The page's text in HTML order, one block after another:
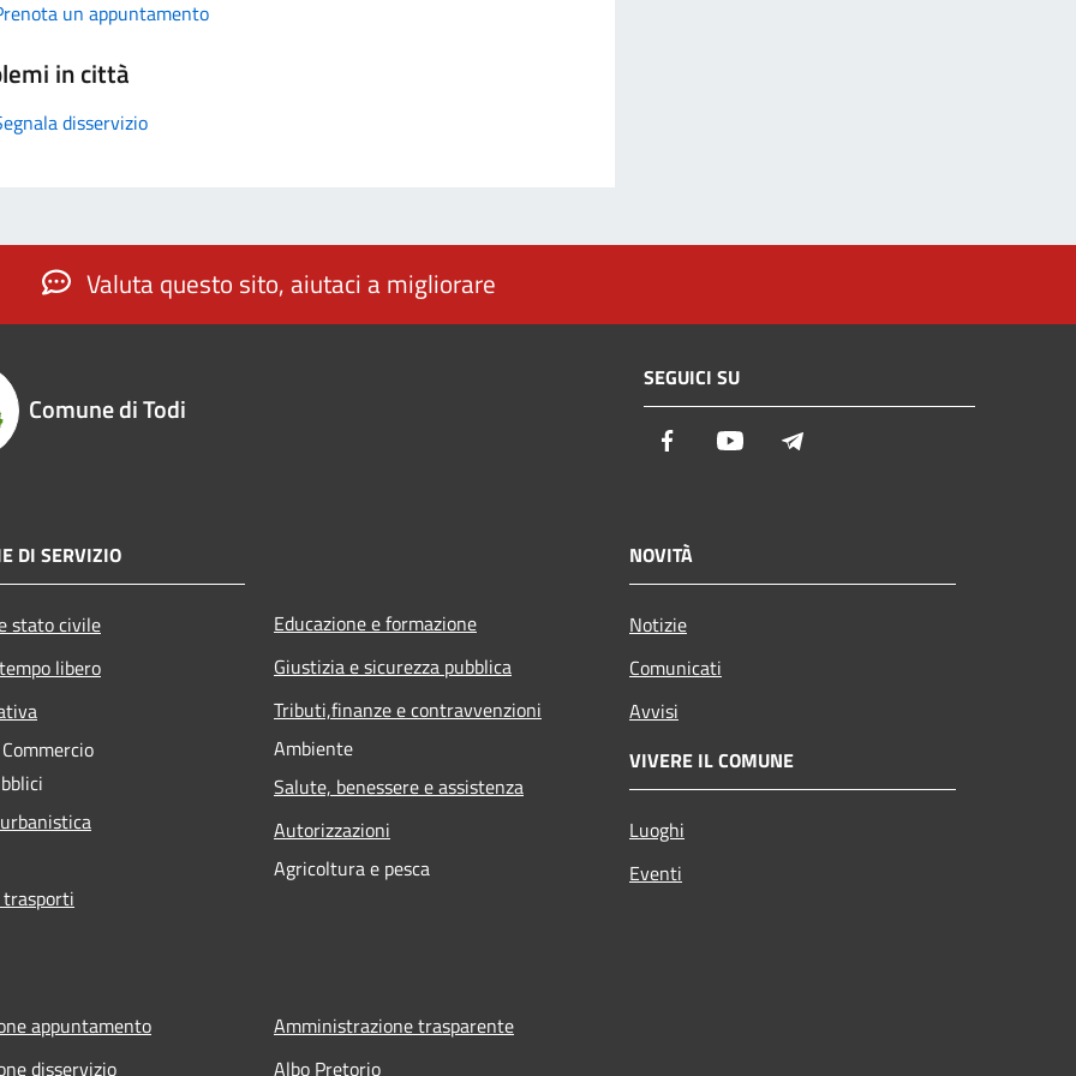
un appuntamento
in città
disservizio
Valuta questo sito, aiutaci a migliorare
Comune di Todi
SEGUICI SU
Facebook Youtube
DI SERVIZIO
stato civile
libero
Educazione e formazione
Giustizia e sicurezza pubblica
Tributi,finanze e contravvenzioni
Ambiente
Salute, benessere e assistenza
Autorizzazioni
Agricoltura e pesca
NOVITÀ
Notizie
Comunicati
Avvisi
VIVERE IL COMUNE
Luoghi
Eventi
appuntamento
disservizio
Amministrazione trasparente
Albo Pretorio